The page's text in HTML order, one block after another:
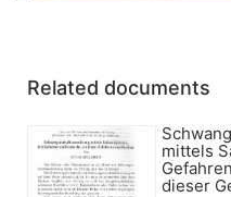
Related documents
mittels
dieser